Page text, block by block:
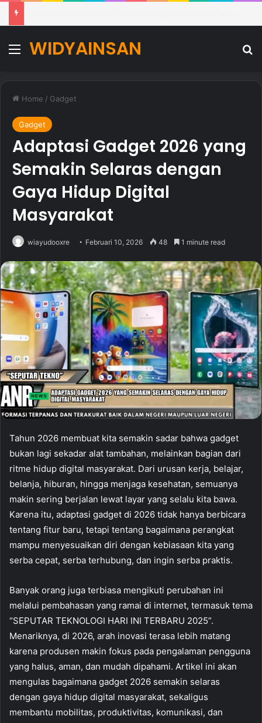
Menu
WIDYAINSAN
Home / Gadget
Gadget
Adaptasi Gadget 2026 yang
Semakin Selaras dengan
Gaya Hidup Digital
Masyarakat
wiayudooxre Februari 10, 2026 48 1 minute read
Tahun 2026 membuat kita semakin sadar bahwa gadget
bukan lagi sekadar alat tambahan, melainkan bagian dari
ritme hidup digital masyarakat. Dari urusan kerja, belajar,
belanja, hiburan, hingga menjaga kesehatan, semuanya
makin sering berjalan lewat layar yang selalu kita bawa.
Karena itu, adaptasi gadget di 2026 tidak hanya berbicara
tentang fitur baru, tetapi tentang bagaimana perangkat
mampu menyesuaikan diri dengan kebiasaan kita yang
serba cepat, serba terhubung, dan ingin serba praktis.
Banyak orang juga terbiasa mengikuti perubahan ini
melalui pembahasan yang ramai di internet, termasuk tema
“SEPUTAR TEKNOLOGI HARI INI TERBARU 2025”.
Menariknya, di 2026, arah inovasi terasa lebih matang
karena produsen makin fokus pada pengalaman pengguna
yang halus, aman, dan mudah dipahami. Artikel ini akan
mengulas bagaimana gadget 2026 semakin selaras
dengan gaya hidup digital masyarakat, sekaligus
membantu mobilitas, produktivitas, komunikasi, dan